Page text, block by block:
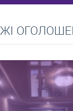
оренду
кімнат